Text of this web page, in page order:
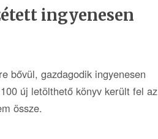
ingyenesen
bővül, gazdagodik ingyenesen
új letölthető könyv került fel az
össze.